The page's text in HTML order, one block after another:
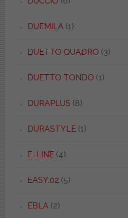
DUEMILA (1)
DUETTO QUADRO (3)
DUETTO TONDO (1)
DURAPLUS (8)
DURASTYLE(1)
E-LINE(4)
EASY.02 (5)
EBLA (2)